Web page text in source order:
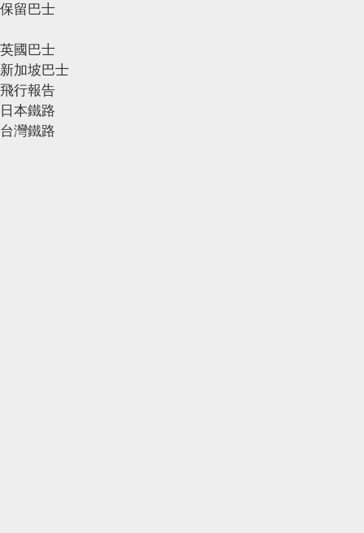
保留巴士
英國巴士
新加坡巴士
飛行報告
日本鐵路
台灣鐵路